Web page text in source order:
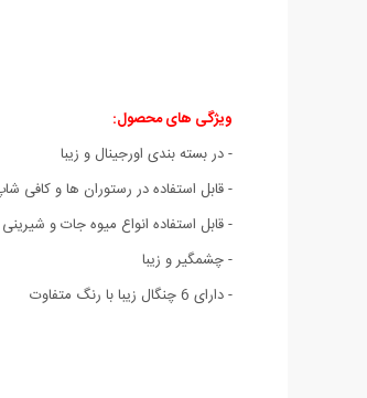
ویژگی های محصول:
- در بسته بندی اورجینال و زیبا
- قابل استفاده در رستوران ها و کافی
- قابل استفاده انواع میوه جات و شیرینی
- چشمگیر و زیبا
- دارای 6 چنگال زیبا با رنگ متفاوت